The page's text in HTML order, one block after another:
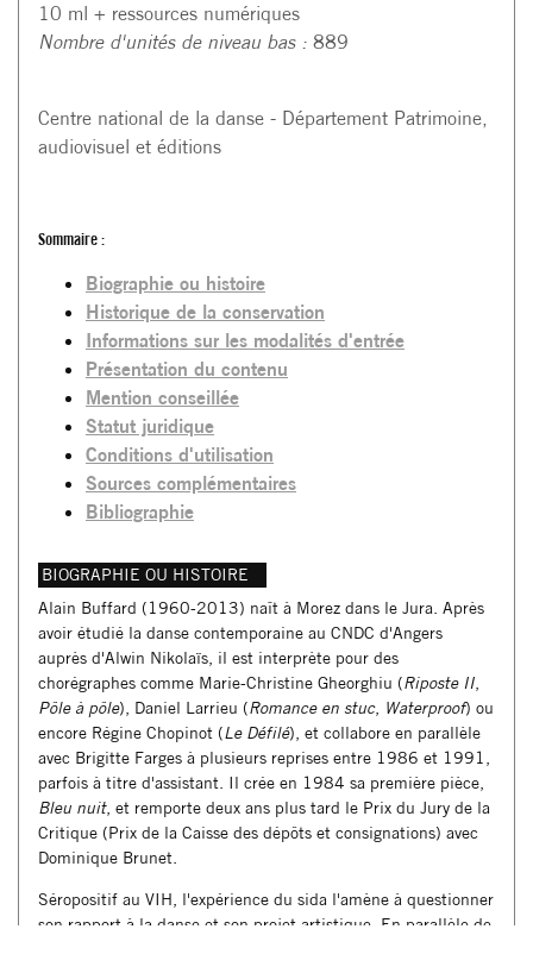
10 ml + ressources numériques
Nombre d'unités de niveau bas : 889
Centre national de la danse - Département Patrimoine,
audiovisuel et éditions
Sommaire :
Biographie ou histoire
Historique de la conservation
Informations sur les modalités d'entrée
Présentation du contenu
Mention conseillée
Statut juridique
Conditions d'utilisation
Sources complémentaires
Bibliographie
BIOGRAPHIE OU HISTOIRE
Alain Buffard (1960-2013) naît à Morez dans le Jura. Après
avoir étudié la danse contemporaine au CNDC d'Angers
auprès d'Alwin Nikolaïs, il est interprète pour des
chorégraphes comme Marie-Christine Gheorghiu (Riposte II,
Pôle à pôle), Daniel Larrieu (Romance en stuc, Waterproof) ou
encore Régine Chopinot (Le Défilé), et collabore en parallèle
avec Brigitte Farges à plusieurs reprises entre 1986 et 1991,
parfois à titre d'assistant. Il crée en 1984 sa première pièce,
Bleu nuit, et remporte deux ans plus tard le Prix du Jury de la
Critique (Prix de la Caisse des dépôts et consignations) avec
Dominique Brunet.
Séropositif au VIH, l'expérience du sida l'amène à questionner
son rapport à la danse et son projet artistique. En parallèle de